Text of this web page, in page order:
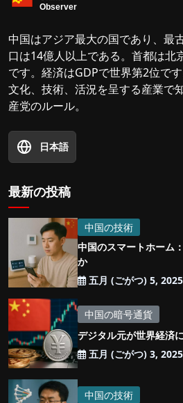
中国はアジア最大の国であり、最
口は14億人以上である。首都は北
です。経済はGDPで世界第2位で
文化、技術、活況を呈する産業で
産党のルール。
日本語
最新の投稿
中国の技術
中国のスマートホーム
か
五月 (ごがつ) 5, 2025
中国の暗号通貨
デジタル元が世界経済
五月 (ごがつ) 3, 2025
中国の技術